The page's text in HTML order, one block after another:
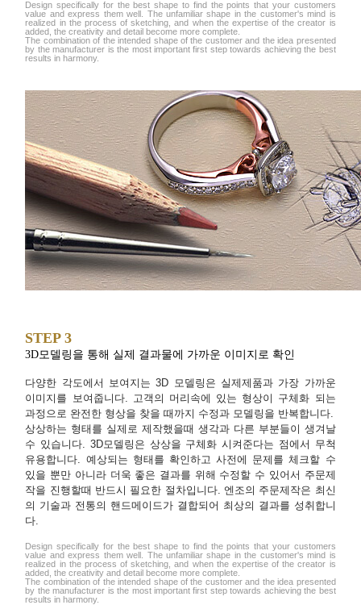
Design specifically for the best shape to find the points that your customers
value and express them well. The unfamiliar shape in the customer's mind is
realized in the process of sketching, and when the expertise of the creator is
added, the creativity and detail become more complete.
The combination of the intended shape of the customer and the idea presented
by the manufacturer is the most important first step towards achieving the best
results in harmony.
STEP 3
3D모델링을 통해 실제 결과물에 가까운 이미지로 확인
다양한 각도에서 보여지는 3D 모델링은 실제제품과 가장 가까운
이미지를 보여줍니다. 고객의 머리속에 있는 형상이 구체화 되는
과정으로 완전한 형상을 찾을 때까지 수정과 모델링을 반복합니다.
상상하는 형태를 실제로 제작했을때 생각과 다른 부분들이 생겨날
수 있습니다. 3D모델링은 상상을 구체화 시켜준다는 점에서 무척
유용합니다. 예상되는 형태를 확인하고 사전에 문제를 체크할 수
있을 뿐만 아니라 더욱 좋은 결과를 위해 수정할 수 있어서 주문제
작을 진행할때 반드시 필요한 절차입니다. 엔조의 주문제작은 최신
의 기술과 전통의 핸드메이드가 결합되어 최상의 결과를 성취합니
다.
Design specifically for the best shape to find the points that your customers
value and express them well. The unfamiliar shape in the customer's mind is
realized in the process of sketching, and when the expertise of the creator is
added, the creativity and detail become more complete.
The combination of the intended shape of the customer and the idea presented
by the manufacturer is the most important first step towards achieving the best
results in harmony.